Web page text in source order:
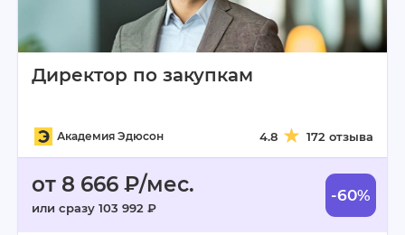
Директор по закупкам
Академия Эдюсон 4.8 172 отзыва
от 8 666 ₽/мес.
или сразу 103 992 ₽
-60%